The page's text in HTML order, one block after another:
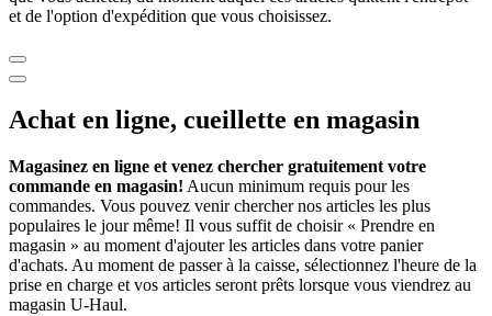
et de l'option d'expédition que vous choisissez.
Achat en ligne, cueillette en magasin
Magasinez en ligne et venez chercher gratuitement votre
commande en magasin! Aucun minimum requis pour les
commandes. Vous pouvez venir chercher nos articles les plus
populaires le jour même! Il vous suffit de choisir « Prendre en
magasin » au moment d'ajouter les articles dans votre panier
d'achats. Au moment de passer à la caisse, sélectionnez l'heure de la
prise en charge et vos articles seront prêts lorsque vous viendrez au
magasin U-Haul.